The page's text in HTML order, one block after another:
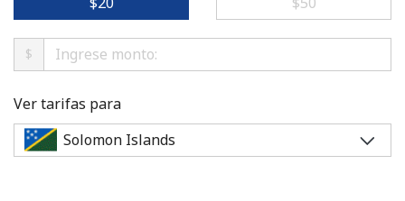
$
Ver tarifas para